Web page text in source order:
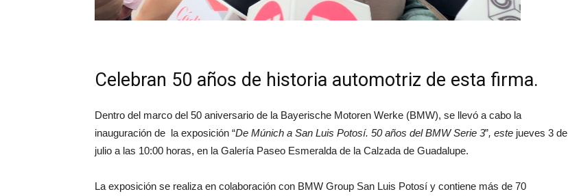
Celebran 50 años de historia automotriz de esta firma.
Dentro del marco del 50 aniversario de la Bayerische Motoren Werke (BMW), se llevó a cabo la
inauguración de la exposición “De Múnich a San Luis Potosí. 50 años del BMW Serie 3”, este jueves 3 de
julio a las 10:00 horas, en la Galería Paseo Esmeralda de la Calzada de Guadalupe.
La exposición se realiza en colaboración con BMW Group San Luis Potosí y contiene más de 70